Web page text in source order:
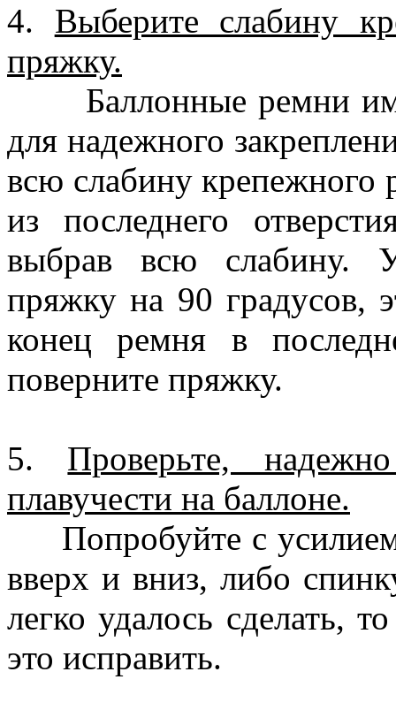
4. Выберите слабину
пряжку.
Баллонные ремни
для надежного
всю слабину крепежного
из последнего
выбрав всю слабину.
пряжку на 90 градусов,
конец ремня в
поверните пряжку.
5. Проверьте,
плавучести на баллоне.
Попробуйте с
вверх и вниз, либо
легко удалось сделать,
это исправить.